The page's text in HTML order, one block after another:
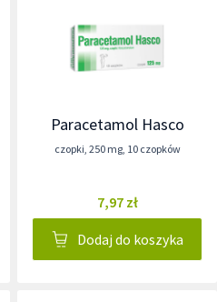
Paracetamol Hasco
czopki, 250 mg, 10 czopków
7,97 zł
Dodaj do koszyka